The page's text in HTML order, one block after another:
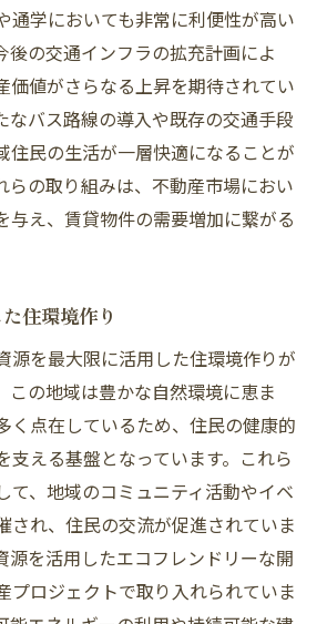
通学においても非常に利便性が高い
後の交通インフラの拡充計画によ
価値がさらなる上昇を期待されてい
なバス路線の導入や既存の交通手段
住民の生活が一層快適になることが
らの取り組みは、不動産市場におい
与え、賃貸物件の需要増加に繋がる
住環境作り
源を最大限に活用した住環境作りが
この地域は豊かな自然環境に恵ま
く点在しているため、住民の健康的
支える基盤となっています。これら
て、地域のコミュニティ活動やイベ
され、住民の交流が促進されていま
源を活用したエコフレンドリーな開
プロジェクトで取り入れられていま